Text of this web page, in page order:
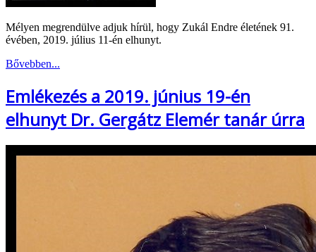
Mélyen megrendülve adjuk hírül, hogy Zukál Endre életének 91.
évében, 2019. július 11-én elhunyt.
Bővebben...
Emlékezés a 2019. június 19-én
elhunyt Dr. Gergátz Elemér tanár úrra